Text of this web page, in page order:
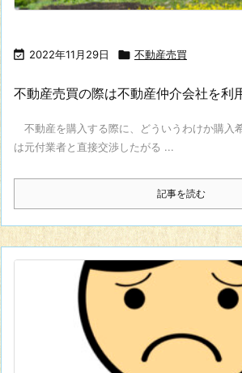
 2022年11月29日  不動産売買
不動産売買の際は不動産仲介会社を利
不動産を購入する際に、どういうわけか購入
は元付業者と直接交渉したがる ...
記事を読む